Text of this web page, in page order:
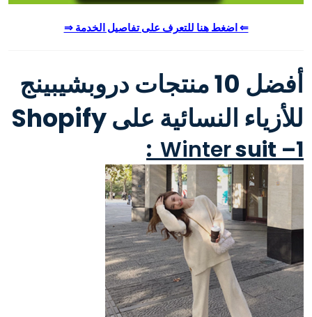
⇐ اضغط هنا للتعرف على تفاصيل الخدمة ⇒
أفضل 10 منتجات دروبشيبينج
للأزياء النسائية على Shopify
1
–
suit
: